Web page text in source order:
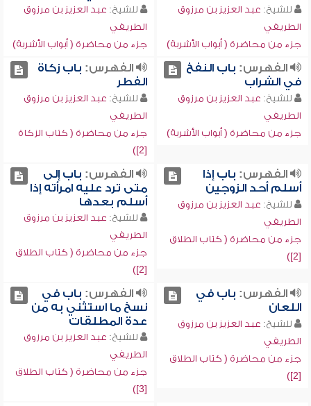
للشيخ: عبد العزيز بن مرزوق
الطريفي
جزء من محاضرة ( أبواب الأشربة)
للشيخ: عبد العزيز بن مرزوق
الطريفي
جزء من محاضرة ( أبواب الأشربة)
الفهرس: باب النفخ
في الشراب
للشيخ: عبد العزيز بن مرزوق
الطريفي
جزء من محاضرة ( أبواب الأشربة)
الفهرس: باب زكاة
الفطر
للشيخ: عبد العزيز بن مرزوق
الطريفي
جزء من محاضرة ( كتاب الزكاة
[2])
الفهرس: باب إذا
أسلم أحد الزوجين
للشيخ: عبد العزيز بن مرزوق
الطريفي
جزء من محاضرة ( كتاب الطلاق
[2])
الفهرس: باب إلى
متى ترد عليه امرأته إذا
أسلم بعدها
للشيخ: عبد العزيز بن مرزوق
الطريفي
جزء من محاضرة ( كتاب الطلاق
[2])
الفهرس: باب في
اللعان
للشيخ: عبد العزيز بن مرزوق
الطريفي
جزء من محاضرة ( كتاب الطلاق
[2])
الفهرس: باب في
نسخ ما استثني به من
عدة المطلقات
للشيخ: عبد العزيز بن مرزوق
الطريفي
جزء من محاضرة ( كتاب الطلاق
[3])